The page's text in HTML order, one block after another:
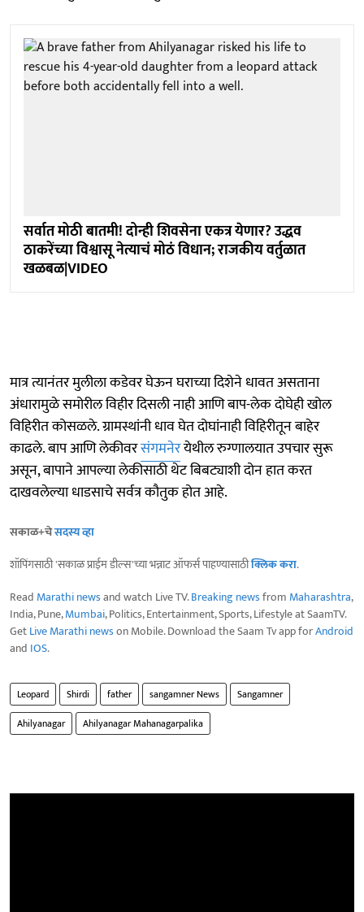
सर्वात मोठी बातमी! दोन्ही शिवसेना एकत्र येणार? उद्धव
ठाकरेंच्या विश्वासू नेत्याचं मोठं विधान; राजकीय वर्तुळात
खळबळ|VIDEO
मात्र त्यानंतर मुलीला कडेवर घेऊन घराच्या दिशेने धावत असताना
अंधारामुळे समोरील विहीर दिसली नाही आणि बाप-लेक दोघेही खोल
विहिरीत कोसळले. ग्रामस्थांनी धाव घेत दोघांनाही विहिरीतून बाहेर
काढले. बाप आणि लेकीवरसंगमनेरयेथील रुग्णालयात उपचार सुरू
असून, बापाने आपल्या लेकीसाठी थेट बिबट्याशी दोन हात करत
दाखवलेल्या धाडसाचे सर्वत्र कौतुक होत आहे.
सकाळ+चेसदस्य व्हा
शॉपिंगसाठी 'सकाळ प्राईम डील्स'च्या भन्नाट ऑफर्स पाहण्यासाठीक्लिक करा.
Read Marathi newsand watch Live TV.Breaking newsfrom Maharashtra,
India, Pune,Mumbai, Politics, Entertainment, Sports, Lifestyle at SaamTV.
GetLive Marathi newson Mobile. Download the Saam Tv app forAndroid
and IOS.
Leopard Shirdi father sangamner News
Sangamner
Ahilyanagar
Ahilyanagar Mahanagarpalika